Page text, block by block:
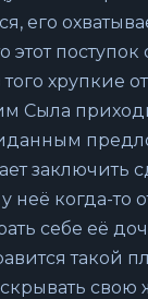
его
этот поступок
хрупкие
Сыла
заключить
у неё когда-то
себе её
такой
свою